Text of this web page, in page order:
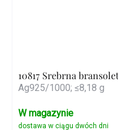
10817 Srebrna
Ag925/1000; ≤8,18 g
W magazynie